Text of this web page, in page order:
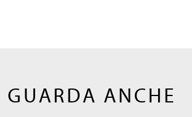
GUARDA ANCHE